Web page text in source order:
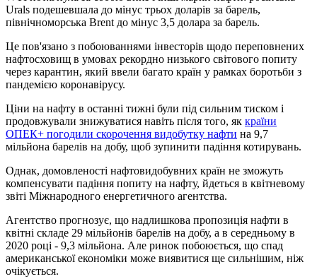
Urals подешевшала до мінус трьох доларів за барель,
північноморська Brent до мінус 3,5 долара за барель.
Це пов'язано з побоюваннями інвесторів щодо переповнених
нафтосховищ в умовах рекордно низького світового попиту
через карантин, який ввели багато країн у рамках боротьби з
пандемією коронавірусу.
Ціни на нафту в останні тижні були під сильним тиском і
продовжували знижуватися навіть після того, як країни
ОПЕК+ погодили скорочення видобутку нафти на 9,7
мільйона барелів на добу, щоб зупинити падіння котирувань.
Однак, домовленості нафтовидобувних країн не зможуть
компенсувати падіння попиту на нафту, йдеться в квітневому
звіті Міжнародного енергетичного агентства.
Агентство прогнозує, що надлишкова пропозиція нафти в
квітні складе 29 мільйонів барелів на добу, а в середньому в
2020 році - 9,3 мільйона. Але ринок побоюється, що спад
американської економіки може виявитися ще сильнішим, ніж
очікується.